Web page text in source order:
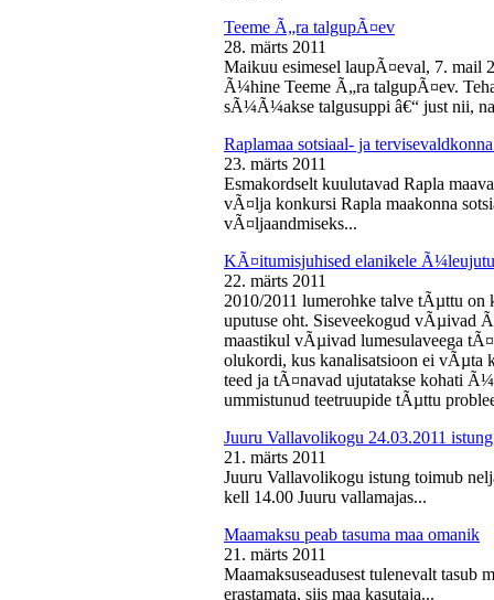
Teeme Ã„ra talgupÃ¤ev
28. märts 2011
Maikuu esimesel laupÃ¤eval, 7.
Ã¼hine Teeme Ã„ra talgupÃ¤ev.
sÃ¼Ã¼akse talgusuppi â€“ just nii,
Raplamaa sotsiaal- ja
23. märts 2011
Esmakordselt kuulutavad Rapla
vÃ¤lja konkursi Rapla maakonna
vÃ¤ljaandmiseks...
KÃ¤itumisjuhised elanikele
22. märts 2011
2010/2011 lumerohke talve tÃµttu on
uputuse oht. Siseveekogud vÃµivad
maastikul vÃµivad lumesulaveega
olukordi, kus kanalisatsioon ei vÃµta
teed ja tÃ¤navad ujutatakse kohati
ummistunud teetruupide tÃµttu
Juuru Vallavolikogu 24.03.2011 istung
21. märts 2011
Juuru Vallavolikogu istung toimub
kell 14.00 Juuru vallamajas...
Maamaksu peab tasuma maa omanik
21. märts 2011
Maamaksuseadusest tulenevalt tasub
erastamata, siis maa kasutaja...